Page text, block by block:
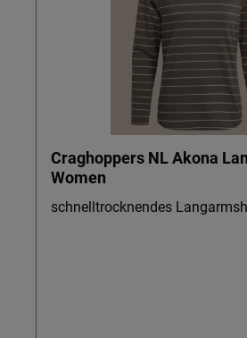
Craghoppers NL Akona
Women
schnelltrocknendes